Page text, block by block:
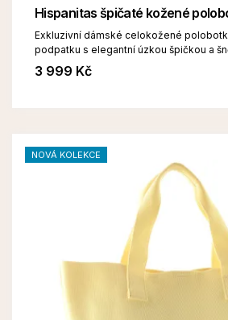
Hispanitas špičaté kožené
Exkluzivní dámské celokožené
podpatku s elegantní úzkou špičkou a
3 999 Kč
NOVÁ KOLEKCE